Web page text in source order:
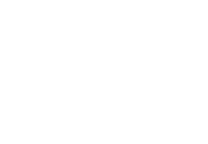
Etui De
Chargeur Et
Film De
Etui De
Film De
Chargeurs Et